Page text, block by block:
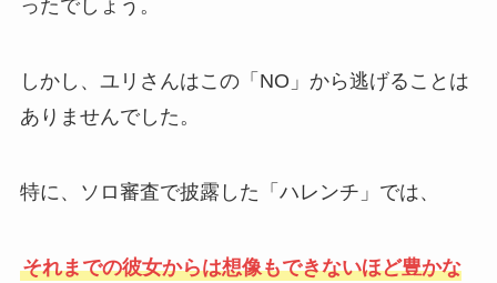
ったでしょう。
しかし、ユリさんはこの「NO」から逃げることは
ありませんでした。
特に、ソロ審査で披露した「ハレンチ」では、
それまでの彼女からは想像もできないほど豊かな